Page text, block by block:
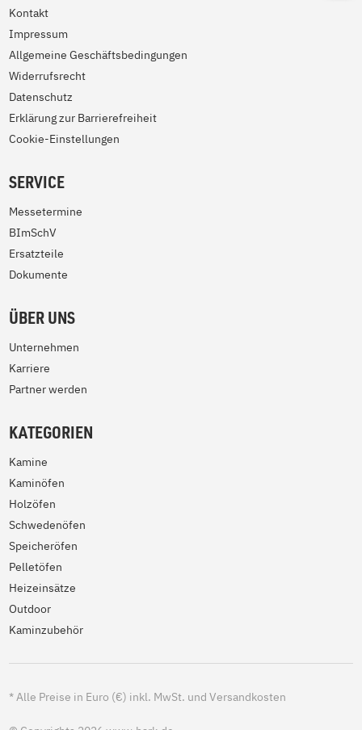
Kontakt
Impressum
Allgemeine Geschäftsbedingungen
Widerrufsrecht
Datenschutz
Erklärung zur Barrierefreiheit
Cookie-Einstellungen
SERVICE
Messetermine
BImSchV
Ersatzteile
Dokumente
ÜBER UNS
Unternehmen
Karriere
Partner werden
KATEGORIEN
Kamine
Kaminöfen
Holzöfen
Schwedenöfen
Speicheröfen
Pelletöfen
Heizeinsätze
Outdoor
Kaminzubehör
*Alle Preise in Euro (€) inkl. MwSt. und Versandkosten